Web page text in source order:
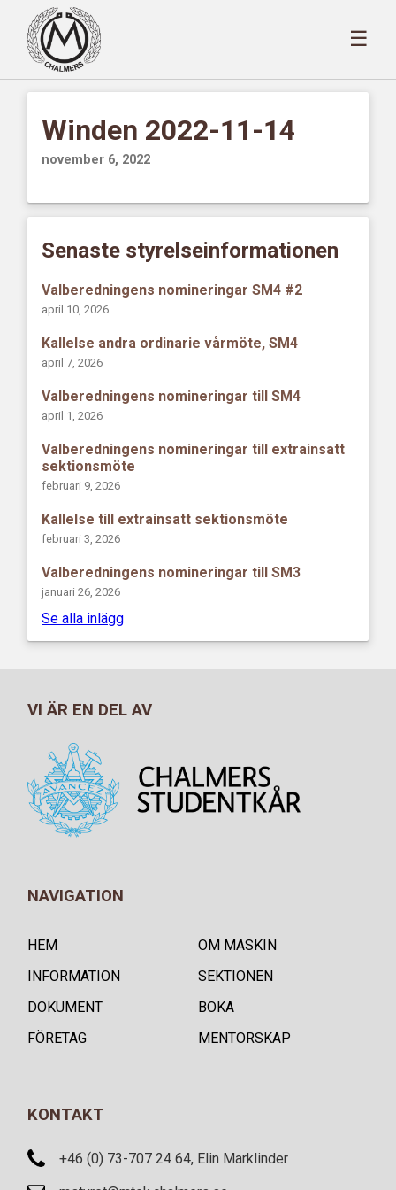
☰
Winden 2022-11-14
november 6, 2022
Senaste styrelseinformationen
Valberedningens nomineringar SM4 #2
april 10, 2026
Kallelse andra ordinarie vårmöte, SM4
april 7, 2026
Valberedningens nomineringar till SM4
april 1, 2026
Valberedningens nomineringar till extrainsatt
sektionsmöte
februari 9, 2026
Kallelse till extrainsatt sektionsmöte
februari 3, 2026
Valberedningens nomineringar till SM3
januari 26, 2026
Se alla inlägg
VI ÄR EN DEL AV
NAVIGATION
HEM
OM MASKIN
INFORMATION
SEKTIONEN
DOKUMENT
BOKA
FÖRETAG
MENTORSKAP
KONTAKT
+46 (0) 73-707 24 64, Elin Marklinder